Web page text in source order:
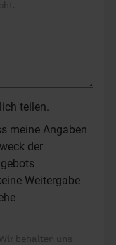
teilen.
meine Angaben
der
Weitergabe
behalten uns